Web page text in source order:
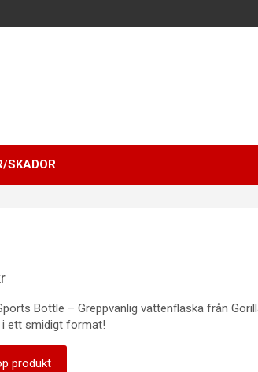
SKADOR
Bottle – Greppvänlig vattenflaska från
i ett smidigt format!
produkt